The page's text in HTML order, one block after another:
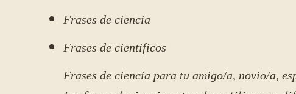
Frases de ciencia
Frases de cientificos
Frases de ciencia para tu amigo/a, novio/a,